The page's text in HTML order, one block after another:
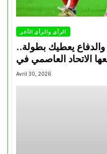
الرأي والرأي الأخر
والدفاع يعطيك بطولة..
الاتحاد العاصمي في
تتويجاته آخر السنوات
Avril 30, 2026